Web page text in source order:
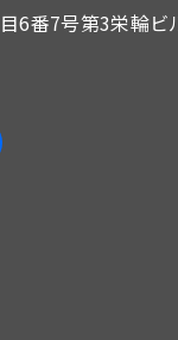
6番7号第3栄輪ビ